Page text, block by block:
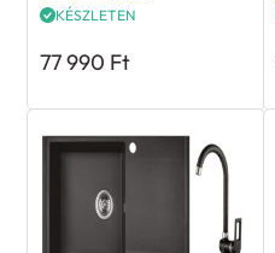
KÉSZLETEN
77 990 Ft